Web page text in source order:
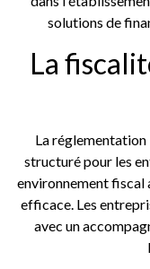
solutions de
La
La
structuré pour les
environnement
efficace. Les
avec un